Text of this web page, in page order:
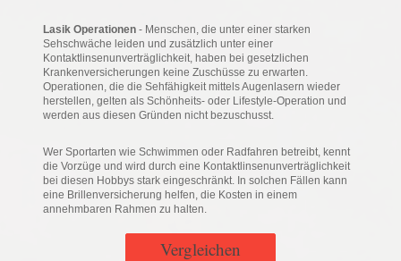
Lasik Operationen - Menschen, die unter einer starken
Sehschwäche leiden und zusätzlich unter einer
Kontaktlinsenunverträglichkeit, haben bei gesetzlichen
Krankenversicherungen keine Zuschüsse zu erwarten.
Operationen, die die Sehfähigkeit mittels Augenlasern wieder
herstellen, gelten als Schönheits- oder Lifestyle-Operation und
werden aus diesen Gründen nicht bezuschusst.
Wer Sportarten wie Schwimmen oder Radfahren betreibt, kennt
die Vorzüge und wird durch eine Kontaktlinsenunverträglichkeit
bei diesen Hobbys stark eingeschränkt. In solchen Fällen kann
eine Brillenversicherung helfen, die Kosten in einem
annehmbaren Rahmen zu halten.
Vergleichen